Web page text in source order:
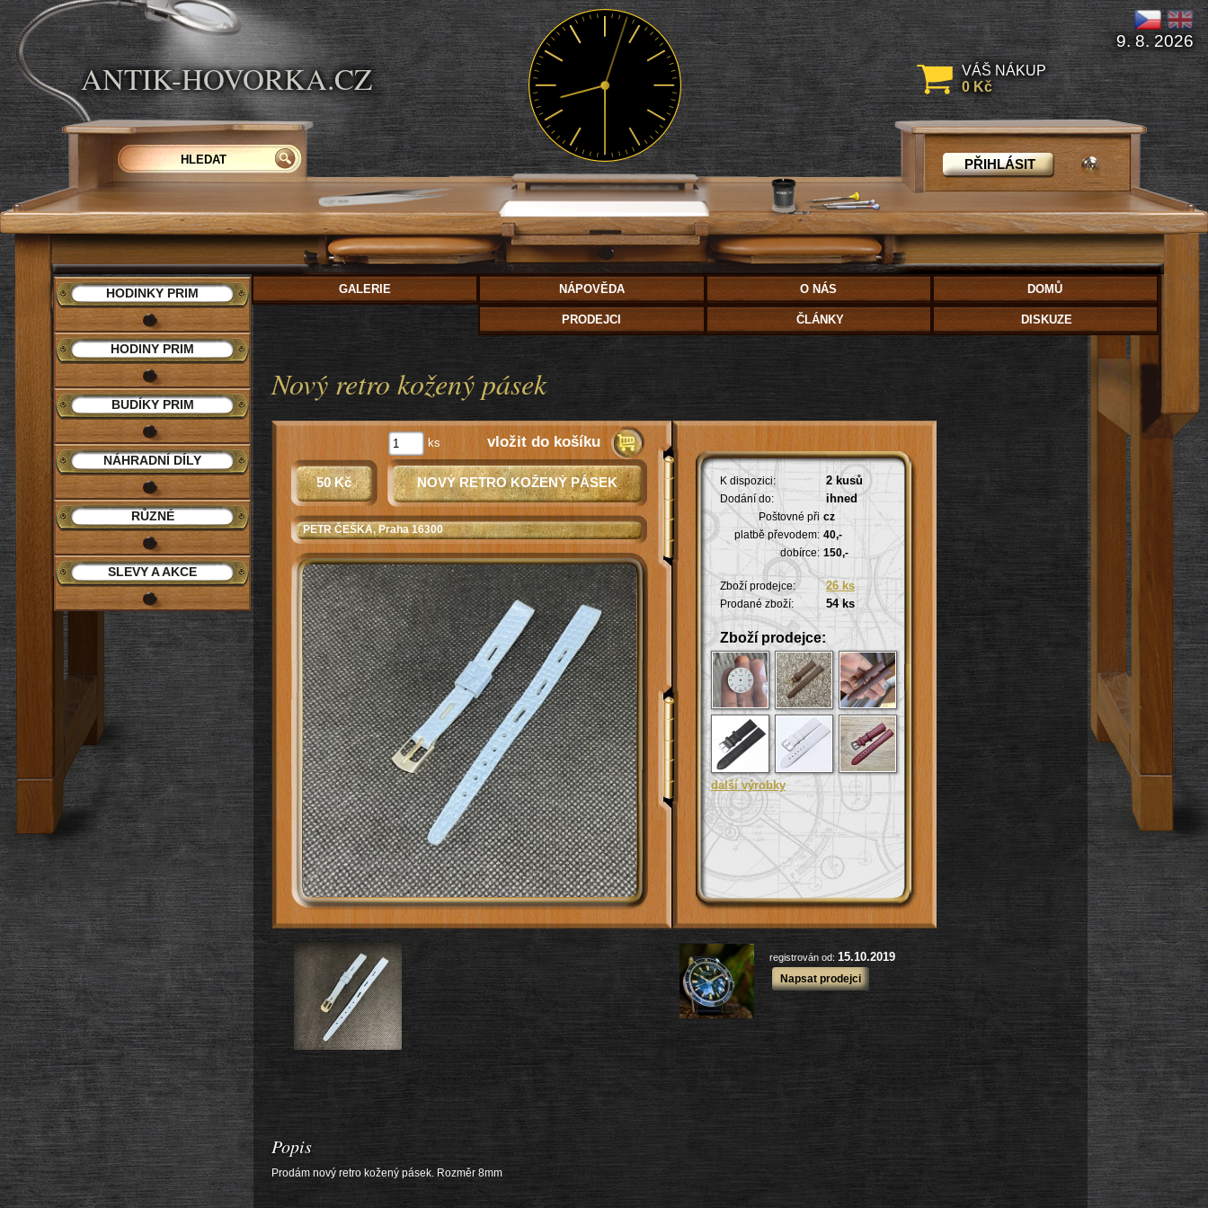
Nový retro kožený pásek
50 Kč NOVÝ RETRO KOŽENÝ PÁSEK
PETR ČEŠKA, Praha 16300
ks vložit do košíku
K dispozici: 2 kusů
Dodání do: ihned
Poštovné při cz
platbě převodem: 40,-
dobírce: 150,-
Zboží prodejce: 26 ks
Prodané zboží: 54 ks
Zboží prodejce:
další výrobky
registrován od:15.10.2019
Napsat prodejci
Popis
Prodám nový retro kožený pásek. Rozměr 8mm
ANTIK-HOVORKA.CZ
PŘIHLÁSIT
9. 8. 2026
VÁŠ NÁKUP
0 Kč
DOMŮ
O NÁS
NÁPOVĚDA
GALERIE
DISKUZE
ČLÁNKY
PRODEJCI
HODINKY PRIM
HODINY PRIM
BUDÍKY PRIM
NÁHRADNÍ DÍLY
RŮZNÉ
SLEVY A AKCE